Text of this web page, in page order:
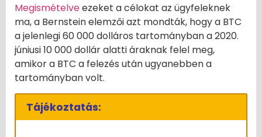
Megismételveezeket a célokat az ügyfeleknek
ma, a Bernstein elemzői azt mondták, hogy a BTC
a jelenlegi 60 000 dolláros tartományban a 2020.
júniusi 10 000 dollár alatti áraknak felel meg,
amikor a BTC a felezés után ugyanebben a
tartományban volt.
Tájékoztatás: